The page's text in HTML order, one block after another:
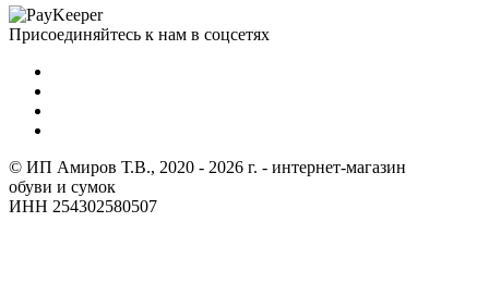
Присоединяйтесь к нам в соцсетях
© ИП Амиров Т.В., 2020 - 2026 г. - интернет-магазин
обуви и сумок
ИНН 254302580507